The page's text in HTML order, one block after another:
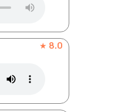
★ 8.0